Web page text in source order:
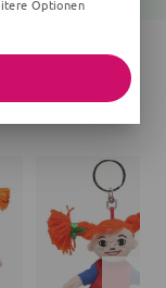
Optionen